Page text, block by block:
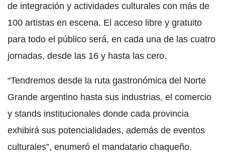
de integración y actividades culturales con más de
100 artistas en escena. El acceso libre y gratuito
para todo el público será, en cada una de las cuatro
jornadas, desde las 16 y hasta las cero.
“Tendremos desde la ruta gastronómica del Norte
Grande argentino hasta sus industrias, el comercio
y stands institucionales donde cada provincia
exhibirá sus potencialidades, además de eventos
culturales”, enumeró el mandatario chaqueño.